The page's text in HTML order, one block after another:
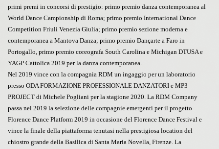
primi premi in concorsi di prestigio: primo premio danza contemporanea al
World Dance Campionship di Roma; primo premio International Dance
Competition Friuli Venezia Giulia; primo premio sezione moderna e
contemporanea a Mantova Danza; primo premio Dançarte a Faro in
Portogallo, primo premio coreografa South Carolina e Michigan DTUSA e
YAGP Cattolica 2019 per la danza contemporanea.
Nel 2019 vince con la compagnia RDM un ingaggio per un laboratorio
presso ODA FORMAZIONE PROFESSIONALE DANZATORI e MP3
PROJECT di Michele Pogliani per la stagione 2020. La RDM Company
passa nel 2019 la selezione delle compagnie emergenti per il progetto
Florence Dance Platform 2019 in occasione del Florence Dance Festival e
vince la finale della piattaforma tenutasi nella prestigiosa location del
chiostro grande della Basilica di Santa Maria Novella, Firenze. La